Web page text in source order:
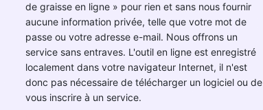
de graisse en ligne » pour rien et sans nous fournir
aucune information privée, telle que votre mot de
passe ou votre adresse e-mail. Nous offrons un
service sans entraves. L'outil en ligne est enregistré
localement dans votre navigateur Internet, il n'est
donc pas nécessaire de télécharger un logiciel ou de
vous inscrire à un service.